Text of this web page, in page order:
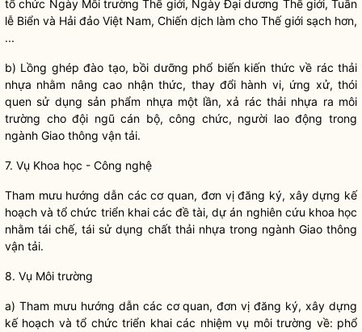
tổ chức Ngày Môi trường Thế giới, Ngày Đại dương Thế giới, Tuần
lễ Biển và Hải đảo Việt Nam, Chiến dịch làm cho Thế giới sạch hơn,
...
b) Lồng ghép đào tạo, bồi dưỡng phổ biến kiến thức về rác thải
nhựa nhằm nâng cao nhận thức, thay đổi hành vi, ứng xử, thói
quen sử dụng sản phẩm nhựa một lần, xả rác thải nhựa ra môi
trường cho đội ngũ cán bộ, công chức, người lao động trong
ngành Giao thông vận tải.
7. Vụ Khoa học - Công nghệ
Tham mưu hướng dẫn các cơ quan, đơn vị đăng ký, xây dựng kế
hoạch và tổ chức triển khai các đề tài, dự án nghiên cứu khoa học
nhằm tái chế, tái sử dụng chất thải nhựa trong ngành Giao thông
vận tải.
8. Vụ Môi trường
a) Tham mưu hướng dẫn các cơ quan, đơn vị đăng ký, xây dựng
kế hoạch và tổ chức triển khai các nhiệm vụ môi trường về: phổ